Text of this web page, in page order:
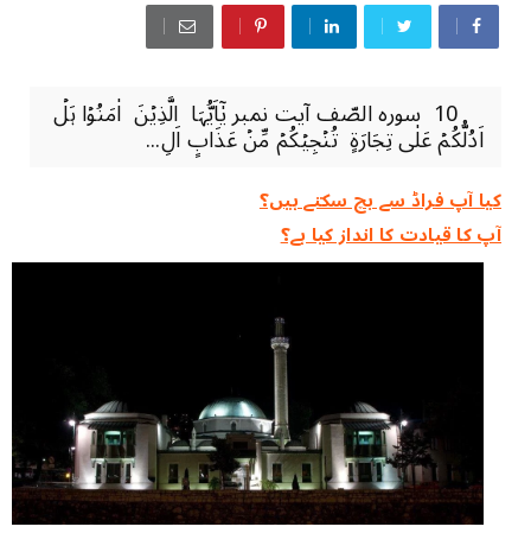
10 سورہ الصّف آیت نمبر یٰۤاَیُّہَا الَّذِیۡنَ اٰمَنُوۡا ہَلۡ
اَدُلُّکُمۡ عَلٰی تِجَارَۃٍ تُنۡجِیۡکُمۡ مِّنۡ عَذَابٍ اَلِ...
کیا آپ فراڈ سے بچ سکتے ہیں؟
آپ کا قیادت کا انداز کیا ہے؟